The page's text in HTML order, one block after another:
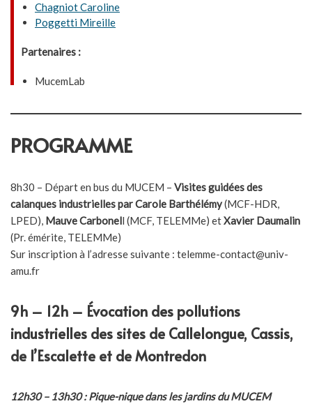
Chagniot Caroline
Poggetti Mireille
Partenaires :
MucemLab
PROGRAMME
8h30 – Départ en bus du MUCEM – Visites guidées des
calanques industrielles par Carole Barthélémy(MCF-HDR,
LPED), Mauve Carbonell (MCF, TELEMMe) etXavier Daumalin
(Pr. émérite, TELEMMe)
Sur inscription à l’adresse suivante : telemme-contact@univ-
amu.fr
9h – 12h – Évocation des pollutions
industrielles des sites de Callelongue, Cassis,
de l’Escalette et de Montredon
12h30 – 13h30 : Pique-nique dans les jardins du MUCEM